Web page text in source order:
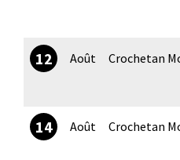
12 Août Crochetan
14 Août Crochetan